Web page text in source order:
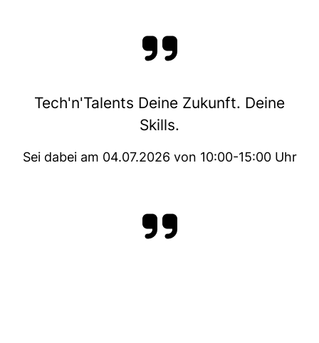
Tech'n'Talents Deine Zukunft. Deine
Skills.
Sei dabei am 04.07.2026 von 10:00-15:00 Uhr